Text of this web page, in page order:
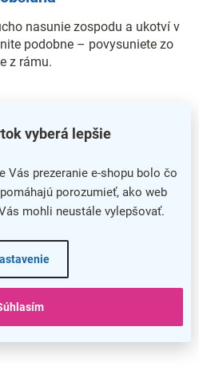
vyberá lepšie
Vás prezeranie e-shopu bolo čo
porozumieť, ako web
mohli neustále vylepšovať.
nasunie zospodu a ukotví v
podobne – povysuniete zo
z rámu.